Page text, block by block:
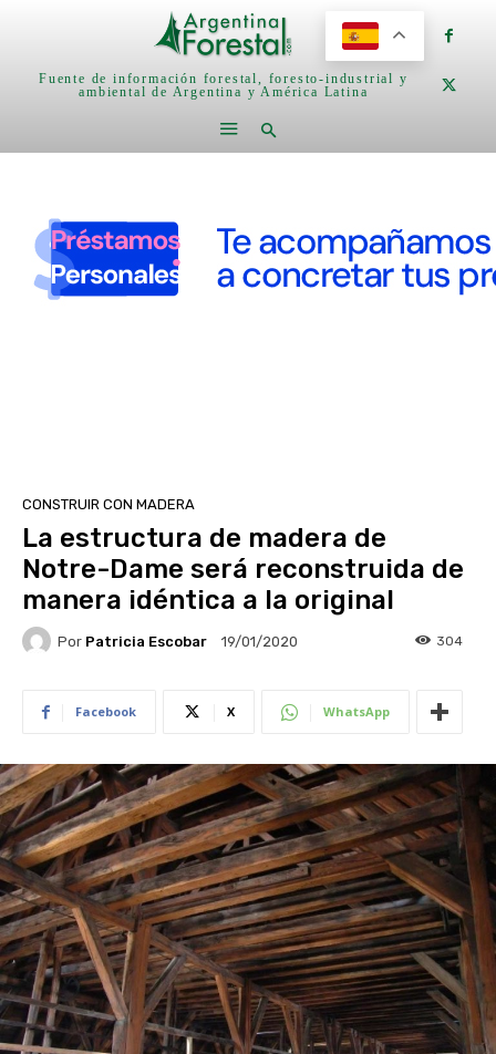
Fuente de información forestal, foresto-industrial y
ambiental de Argentina y América Latina
CONSTRUIR CON MADERA
La estructura de madera de
Notre-Dame será reconstruida de
manera idéntica a la original
Por Patricia Escobar 19/01/2020 304
Facebook X WhatsApp